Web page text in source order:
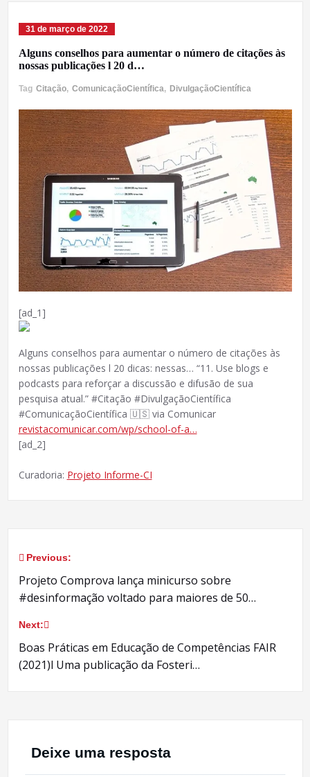
31 de março de 2022
Alguns conselhos para aumentar o número de citações às
nossas publicações l 20 d…
Tag Citação, ComunicaçãoCientífica, DivulgaçãoCientífica
[ad_1]
Alguns conselhos para aumentar o número de citações às
nossas publicações l 20 dicas: nessas… “11. Use blogs e
podcasts para reforçar a discussão e difusão de sua
pesquisa atual.” #Citação #DivulgaçãoCientífica
#ComunicaçãoCientífica 🇺🇸 via Comunicar
revistacomunicar.com/wp/school-of-a…
[ad_2]
Curadoria: Projeto Informe-CI
Navegação
de
Post
Previous:
Projeto Comprova lança minicurso sobre
#desinformação voltado para maiores de 50…
Next:
Boas Práticas em Educação de Competências FAIR
(2021)l Uma publicação da Fosteri…
Deixe uma resposta